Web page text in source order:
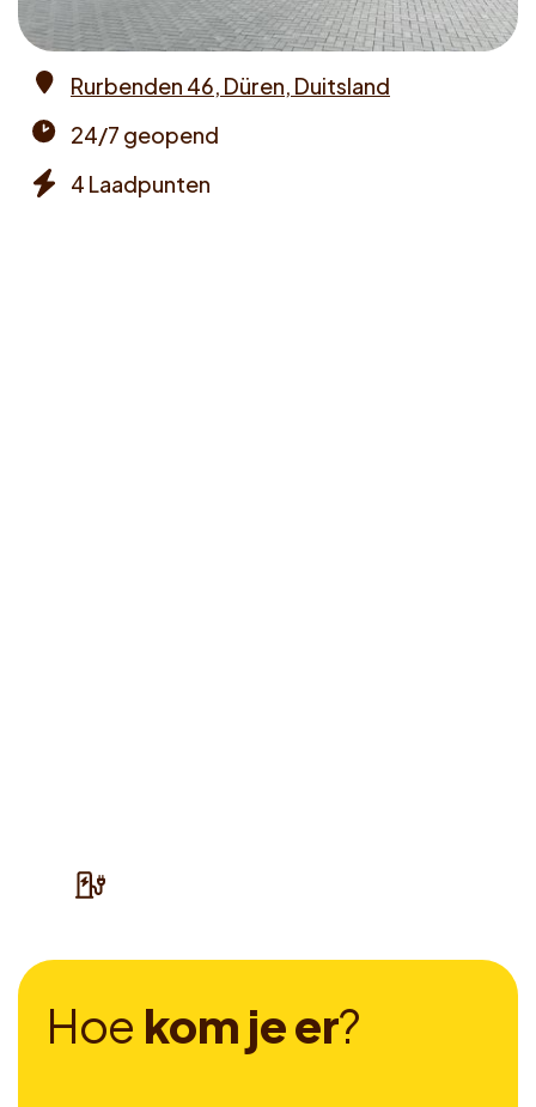
Voucher claimen
Dutch
Rurbenden 46, Düren, Duitsland
times
24/7 geopend
4 Laadpunten
Hoe kom jeer?